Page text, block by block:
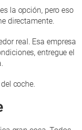
la opción, pero eso
directamente.
real. Esa empresa
entregue el
coche.